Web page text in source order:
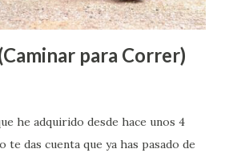
de disc...
para Correr)
he adquirido desde hace unos 4
te das cuenta que ya has pasado de